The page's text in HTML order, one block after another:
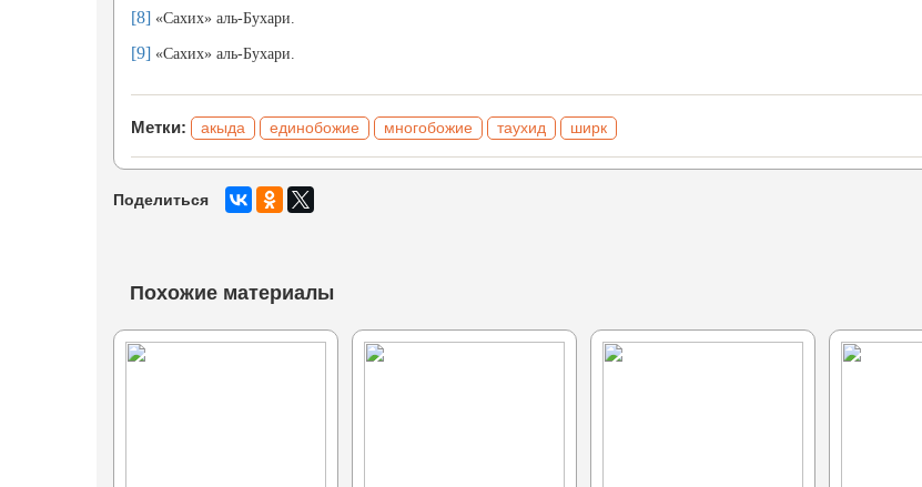
[8] «Сахих» аль-Бухари.
[9] «Сахих» аль-Бухари.
Метки: акыда единобожие многобожие таухид ширк
Поделиться
Похожие материалы